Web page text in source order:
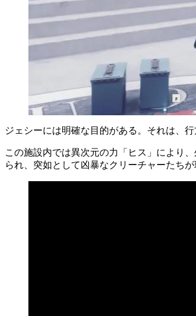
ジェシーには明確な目的がある。それは、
この施設内では異次元の力「ヒス」により
られ、突如として凶暴なクリーチャーたち